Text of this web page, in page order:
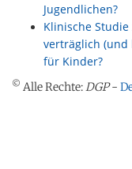
Jugendlichen?
Klinische
verträglich (und
für Kinder?
© Alle Rechte:DGP-